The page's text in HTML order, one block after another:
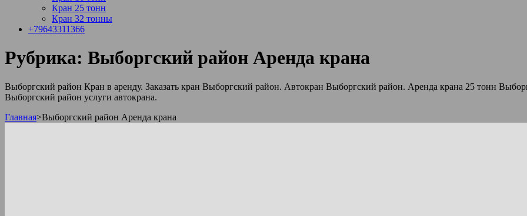
Кран 25 тонн
Кран 32 тонны
+79643311366
Рубрика: Выборгский район Аренда крана
Выборгский район Кран в аренду. Заказать кран Выборгский район. Автокран Выборгский район. Аренда крана 25 тонн
Выборгский район услуги автокрана.
Главная>Выборгский район Аренда крана